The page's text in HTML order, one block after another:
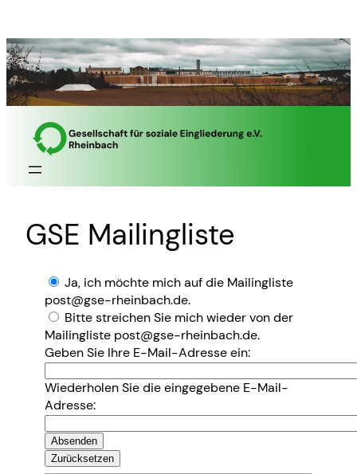
springen
GSE Mailingliste
Ja, ich möchte mich auf die Mailingliste
post@gse-rheinbach.de.
Bitte streichen Sie mich wieder von der
Mailingliste post@gse-rheinbach.de.
Geben Sie Ihre E-Mail-Adresse ein:
Wiederholen Sie die eingegebene E-Mail-
Adresse: